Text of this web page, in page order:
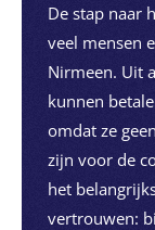
De stap naar
veel mensen
Nirmeen. Uit
kunnen
omdat ze
zijn voor de
het
vertrouwen: